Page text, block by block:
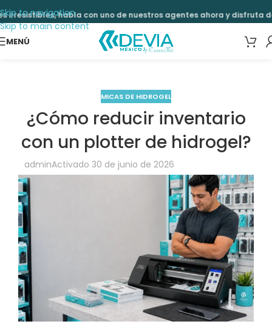
Skip to navigation
Skip to main content
habla con uno de nuestros agentes ahora y disfruta de muchos
MENÚ
MICAS DE HIDROGEL
¿Cómo reducir inventario
con un plotter de hidrogel?
adminActivado 30 de junio de 2026